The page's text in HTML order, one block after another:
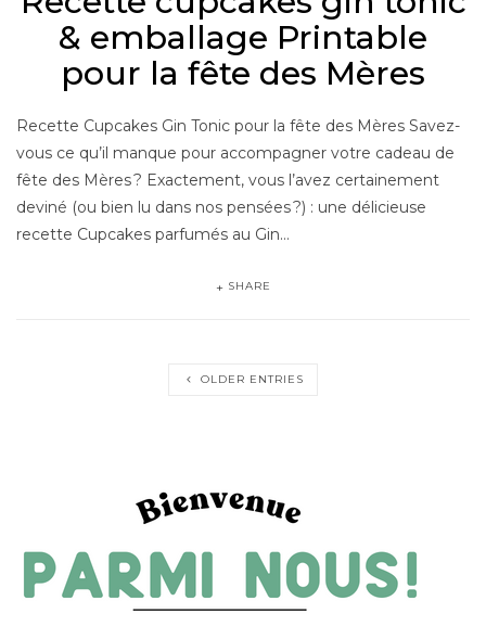
& emballage Printable
pour la fête des Mères
Recette Cupcakes Gin Tonic pour la fête des Mères Savez-
vous ce qu’il manque pour accompagner votre cadeau de
fête des Mères ? Exactement, vous l’avez certainement
deviné (ou bien lu dans nos pensées ?) : une délicieuse
recette Cupcakes parfumés au Gin…
SHARE
OLDER ENTRIES